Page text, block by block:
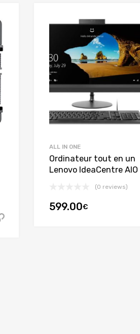
ALL IN ONE
Ordinateur tout en un
Lenovo IdeaCentre
(0 reviews)
599.00€